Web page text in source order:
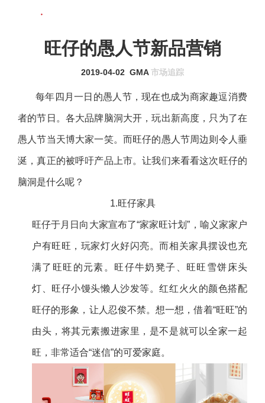
旺仔的愚人节新品营销
2019-04-02 GMA 市场追踪
每年四月一日的愚人节，现在也成为商家趣逗消费
者的节日。各大品牌脑洞大开，玩出新高度，只为了在
愚人节当天博大家一笑。而旺仔的愚人节周边则令人垂
涎，真正的被呼吁产品上市。让我们来看看这次旺仔的
脑洞是什么呢？
1.旺仔家具
旺仔于月日向大家宣布了“家家旺计划”，喻义家家户
户有旺旺，玩家灯火好闪亮。而相关家具摆设也充
满了旺旺的元素。旺仔牛奶凳子、旺旺雪饼床头
灯、旺仔小馒头懒人沙发等。红红火火的颜色搭配
旺仔的形象，让人忍俊不禁。想一想，借着“旺旺”的
由头，将其元素搬进家里，是不是就可以全家一起
旺，非常适合“迷信”的可爱家庭。